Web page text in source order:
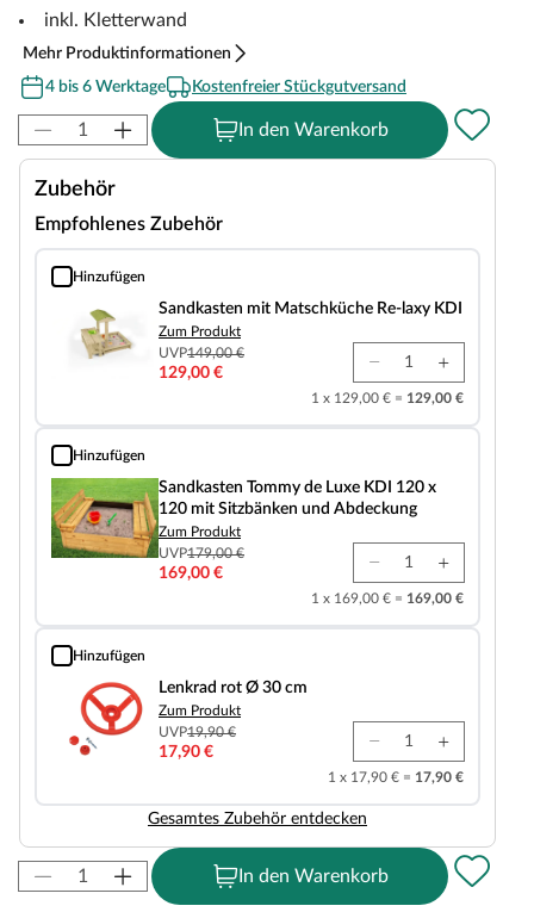
inkl. Kletterwand
Mehr Produktinformationen
4 bis 6 Werktage
Kostenfreier Stückgutversand
In den Warenkorb
Zubehör
Empfohlenes Zubehör
Hinzufügen
Sandkasten mit Matschküche Re-laxy KDI
Sandkasten mit Matschküche Re-laxy KDI
Zum Produkt
UVP149,00 €
129,00 €
1 x 129,00 € = 129,00 €
Hinzufügen
Sandkasten Tommy de Luxe KDI 120 x 120 mit Sitzbänken und Abdeckung
Sandkasten Tommy de Luxe KDI 120 x
120 mit Sitzbänken und Abdeckung
Zum Produkt
UVP179,00 €
169,00 €
1 x 169,00 € = 169,00 €
Hinzufügen
Lenkrad rot Ø 30 cm
Lenkrad rot Ø 30 cm
Zum Produkt
UVP19,90 €
17,90 €
1 x 17,90 € = 17,90 €
Gesamtes Zubehör entdecken
In den Warenkorb